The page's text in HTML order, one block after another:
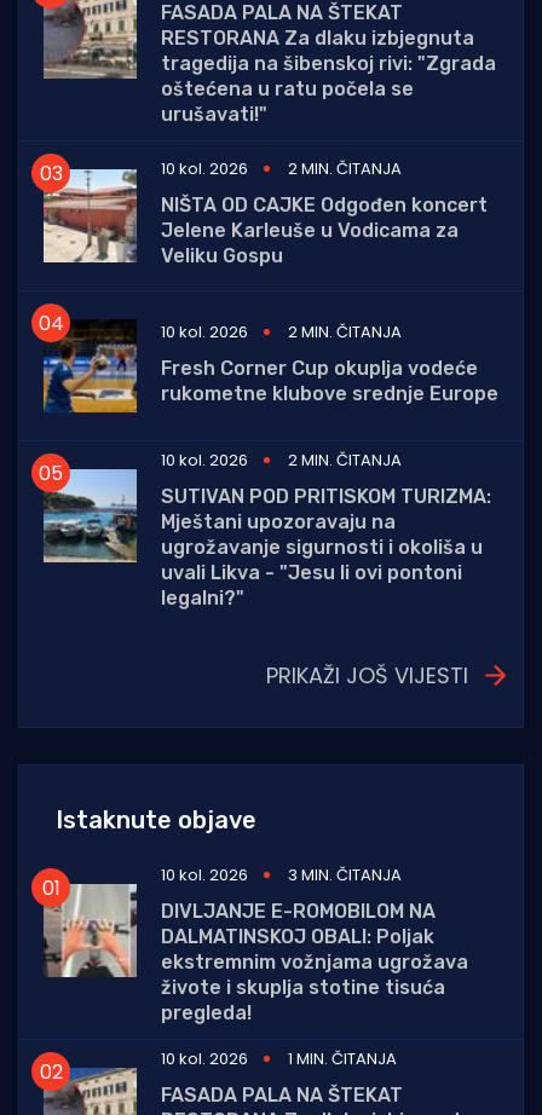
FASADA PALA NA ŠTEKAT
RESTORANA Za dlaku izbjegnuta
tragedija na šibenskoj rivi: "Zgrada
oštećena u ratu počela se
urušavati!"
10 kol. 2026
2 MIN. ČITANJA
NIŠTA OD CAJKE Odgođen koncert
Jelene Karleuše u Vodicama za
Veliku Gospu
10 kol. 2026
2 MIN. ČITANJA
Fresh Corner Cup okuplja vodeće
rukometne klubove srednje Europe
10 kol. 2026
2 MIN. ČITANJA
SUTIVAN POD PRITISKOM TURIZMA:
Mještani upozoravaju na
ugrožavanje sigurnosti i okoliša u
uvali Likva - "Jesu li ovi pontoni
legalni?"
PRIKAŽI JOŠ VIJESTI
Istaknute objave
10 kol. 2026
3 MIN. ČITANJA
DIVLJANJE E-ROMOBILOM NA
DALMATINSKOJ OBALI: Poljak
ekstremnim vožnjama ugrožava
živote i skuplja stotine tisuća
pregleda!
10 kol. 2026
1 MIN. ČITANJA
FASADA PALA NA ŠTEKAT